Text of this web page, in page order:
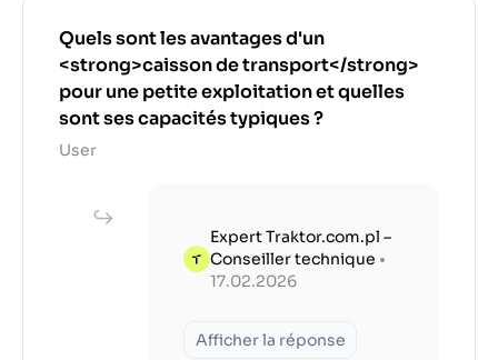
Quels sont les avantages d'un
<strong>caisson de transport</strong>
pour une petite exploitation et quelles
sont ses capacités typiques ?
User
Expert Traktor.com.pl –
Conseiller technique •
17.02.2026
Afficher la réponse